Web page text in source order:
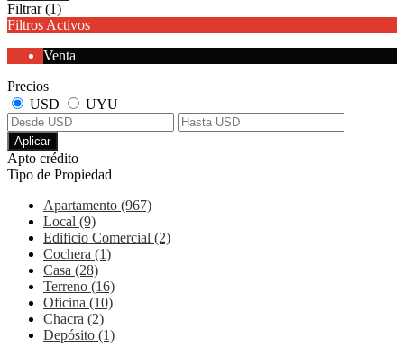
Filtrar (1)
Filtros Activos
Venta
Precios
USD
UYU
Aplicar
Apto crédito
Tipo de Propiedad
Apartamento (967)
Local (9)
Edificio Comercial (2)
Cochera (1)
Casa (28)
Terreno (16)
Oficina (10)
Chacra (2)
Depósito (1)